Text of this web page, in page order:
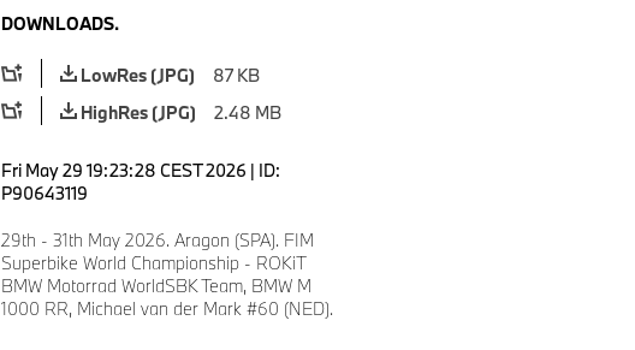
DOWNLOADS.
LowRes (JPG)
87 KB
HighRes (JPG)
2.48 MB
Fri May 29 19:23:28 CEST 2026 | ID:
P90643119
29th - 31th May 2026. Aragon (SPA). FIM
Superbike World Championship - ROKiT
BMW Motorrad WorldSBK Team, BMW M
1000 RR, Michael van der Mark #60 (NED).